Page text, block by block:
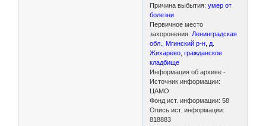
Причина выбытия:умер от
болезни
Первичное место
захоронения: Ленинградская
обл., Мгинский р-н, д.
Жихарево, гражданское
кладбище
Информация об архиве -
Источник информации:
ЦАМО
Фонд ист. информации: 58
Опись ист. информации:
818883